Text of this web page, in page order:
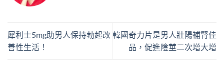
犀利士5mg助男人保持勃起改
善性生活！
韓國奇力片是男人壯陽補腎佳
品，促進陰莖二次增大增